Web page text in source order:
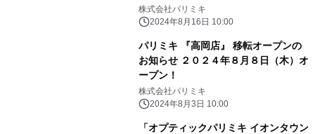
株式会社パリミキ
2024年8月16日 10:00
パリミキ 『高岡店』 移転オープンの
お知らせ ２０２４年８月８日（木）オ
ープン！
株式会社パリミキ
2024年8月3日 10:00
「オプティックパリミキ イオンタウン